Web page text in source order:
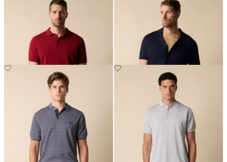
Polo in Maglia di Cotone Makò
Polo Camicia in Maglia di Cotone-